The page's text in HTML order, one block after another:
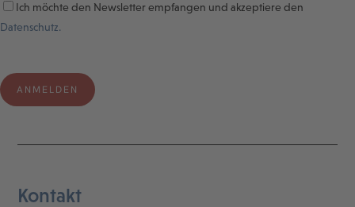
Ich möchte den Newsletter empfangen und akzeptiere den
Datenschutz.
Kontakt